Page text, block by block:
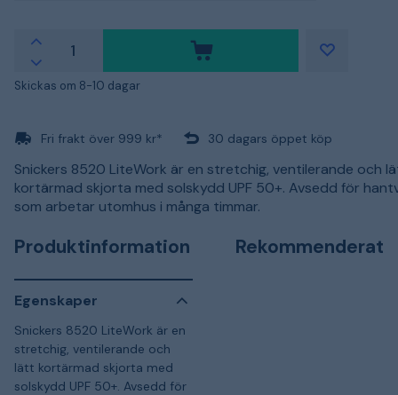
Skickas om 8-10 dagar
Fri frakt över 999 kr* 30 dagars öppet köp
Snickers 8520 LiteWork är en stretchig, ventilerande och
kortärmad skjorta med solskydd UPF 50+. Avsedd för
som arbetar utomhus i många timmar.
Produktinformation
Egenskaper
Snickers 8520 LiteWork är en
stretchig, ventilerande och
lätt kortärmad skjorta med
solskydd UPF 50+. Avsedd för
Rekommenderat